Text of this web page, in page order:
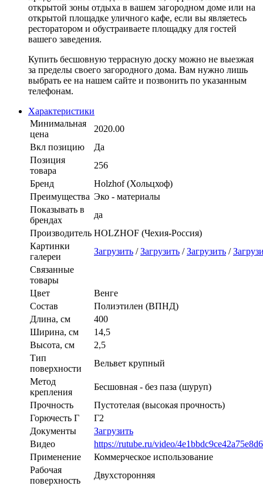
открытой зоны отдыха в вашем загородном доме или на
открытой площадке уличного кафе, если вы являетесь
ресторатором и обустраиваете площадку для гостей
вашего заведения.
Купить бесшовную террасную доску можно не выезжая
за пределы своего загородного дома. Вам нужно лишь
выбрать ее на нашем сайте и позвонить по указанным
телефонам.
Характеристики
Минимальная
цена
2020.00
Вкл позицию
Да
Позиция
товара
256
Бренд
Holzhof (Хольцхоф)
Преимущества Эко - материалы
Показывать в
брендах
да
Производитель HOLZHOF (Чехия-Россия)
Картинки
галереи
Загрузить /Загрузить /Загрузить /
Связанные
товары
Цвет
Венге
Состав
Полиэтилен (ВПНД)
Длина, см
400
Ширина, см
14,5
Высота, см
2,5
Тип
поверхности
Вельвет крупный
Метод
крепления
Бесшовная - без паза (шуруп)
Прочность
Пустотелая (высокая прочность)
Горючесть Г
Г2
Документы
Загрузить
Видео
https://rutube.ru/video/
Применение
Коммерческое использование
Рабочая
поверхность
Двухсторонняя